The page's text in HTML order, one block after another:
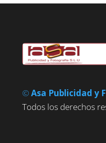
©Asa Publicidad y
Todos los derechos